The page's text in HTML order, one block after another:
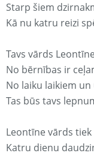
Starp šiem
Kā nu katru reizi
Tavs vārds
No bērnības ir
No laiku laikiem un
Tas būs tavs
Leontīne vārds
Katru dienu